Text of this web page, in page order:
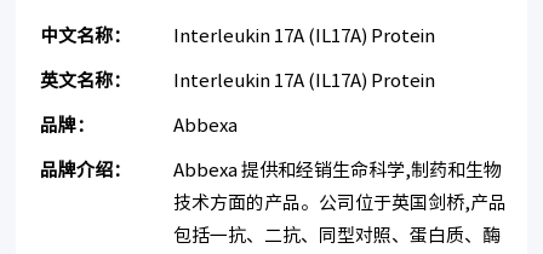
中文名称： Interleukin 17A (IL17A) Protein
英文名称： Interleukin 17A (IL17A) Protein
品牌： Abbexa
品牌介绍：
Abbexa 提供和经销生命科学,制药和生物
技术方面的产品。公司位于英国剑桥,产品
包括一抗、二抗、同型对照、蛋白质、酶